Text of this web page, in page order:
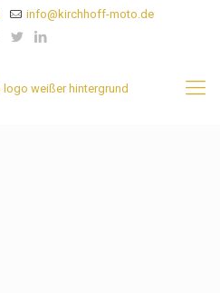
info@kirchhoff-moto.de